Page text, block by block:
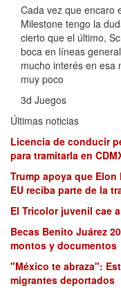
Cada vez que encaro
Milestone tengo la
cierto que el último,
boca en líneas
mucho interés en esa
muy poco
3d Juegos
Últimas noticias
Licencia de conducir
para tramitarla en
Trump apoya que
EU reciba parte de la
El Tricolor juvenil cae
Becas Benito Juárez
montos y documentos
"México te abraza":
migrantes deportados